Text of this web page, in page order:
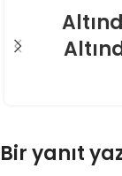
Bir yanıt